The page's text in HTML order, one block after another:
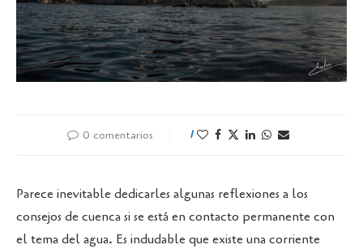
0 comentarios 1
Parece inevitable dedicarles algunas reflexiones a los
consejos de cuenca si se está en contacto permanente con
el tema del agua. Es indudable que existe una corriente